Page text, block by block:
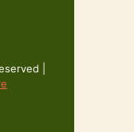
|